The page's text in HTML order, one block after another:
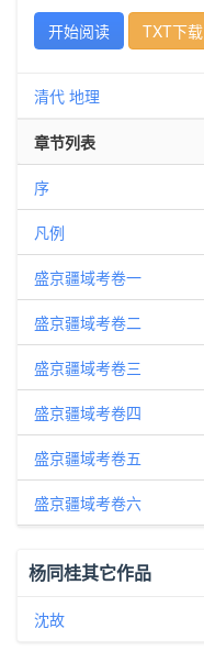
开始阅读
TXT下载
清代 地理
章节列表
序
凡例
盛京疆域考卷一
盛京疆域考卷二
盛京疆域考卷三
盛京疆域考卷四
盛京疆域考卷五
盛京疆域考卷六
杨同桂其它作品
沈故